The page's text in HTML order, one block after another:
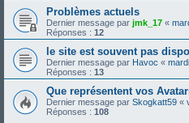
Problèmes actuels
Dernier message par jmk_17 «
Réponses : 12
le site est souvent pas
Dernier message par Havoc «
Réponses : 13
Que représentent vos
Dernier message par Skogkatt59 «
Réponses : 108